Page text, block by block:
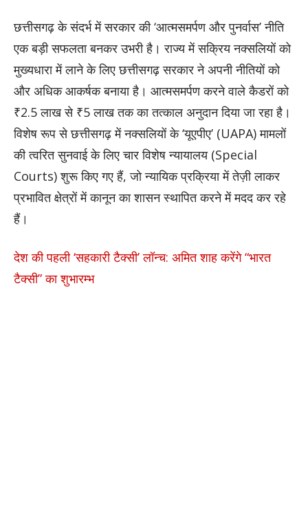
छत्तीसगढ़ के संदर्भ में सरकार की ‘आत्मसमर्पण और पुनर्वास’ नीति
एक बड़ी सफलता बनकर उभरी है। राज्य में सक्रिय नक्सलियों को
मुख्यधारा में लाने के लिए छत्तीसगढ़ सरकार ने अपनी नीतियों को
और अधिक आकर्षक बनाया है। आत्मसमर्पण करने वाले कैडरों को
₹2.5 लाख से ₹5 लाख तक का तत्काल अनुदान दिया जा रहा है।
विशेष रूप से छत्तीसगढ़ में नक्सलियों के ‘यूएपीए’ (UAPA) मामलों
की त्वरित सुनवाई के लिए चार विशेष न्यायालय (Special
Courts) शुरू किए गए हैं, जो न्यायिक प्रक्रिया में तेज़ी लाकर
प्रभावित क्षेत्रों में कानून का शासन स्थापित करने में मदद कर रहे
हैं।
देश की पहली ‘सहकारी टैक्सी’ लॉन्च: अमित शाह करेंगे “भारत
टैक्सी” का शुभारम्भ